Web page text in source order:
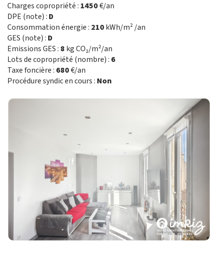
Charges copropriété : 1450€/an
DPE (note) : D
Consommation énergie : 210kWh/m² /an
GES (note) : D
Emissions GES : 8 kg CO₂/m²/an
Lots de copropriété (nombre) : 6
Taxe foncière : 680€/an
Procédure syndic en cours : Non